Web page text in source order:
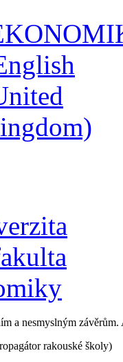
a nesmyslným
rakouské školy)